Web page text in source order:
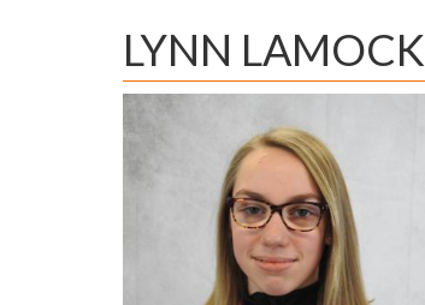
LYNN LAMOCK